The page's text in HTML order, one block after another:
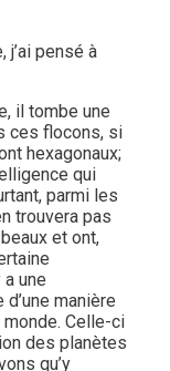
j’ai pensé à
il tombe une
ces flocons, si
hexagonaux;
qui
parmi les
trouvera pas
et ont,
une
manière
Celle-ci
des planètes
qu’y